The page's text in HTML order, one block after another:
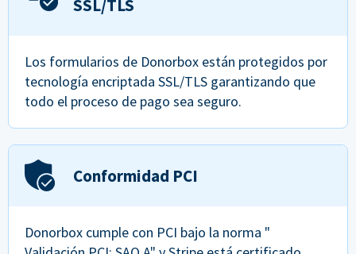
SSL/TLS
Los formularios de Donorbox están protegidos por
tecnología encriptada SSL/TLS garantizando que
todo el proceso de pago sea seguro.
Conformidad PCI
Donorbox cumple con PCI bajo la norma "